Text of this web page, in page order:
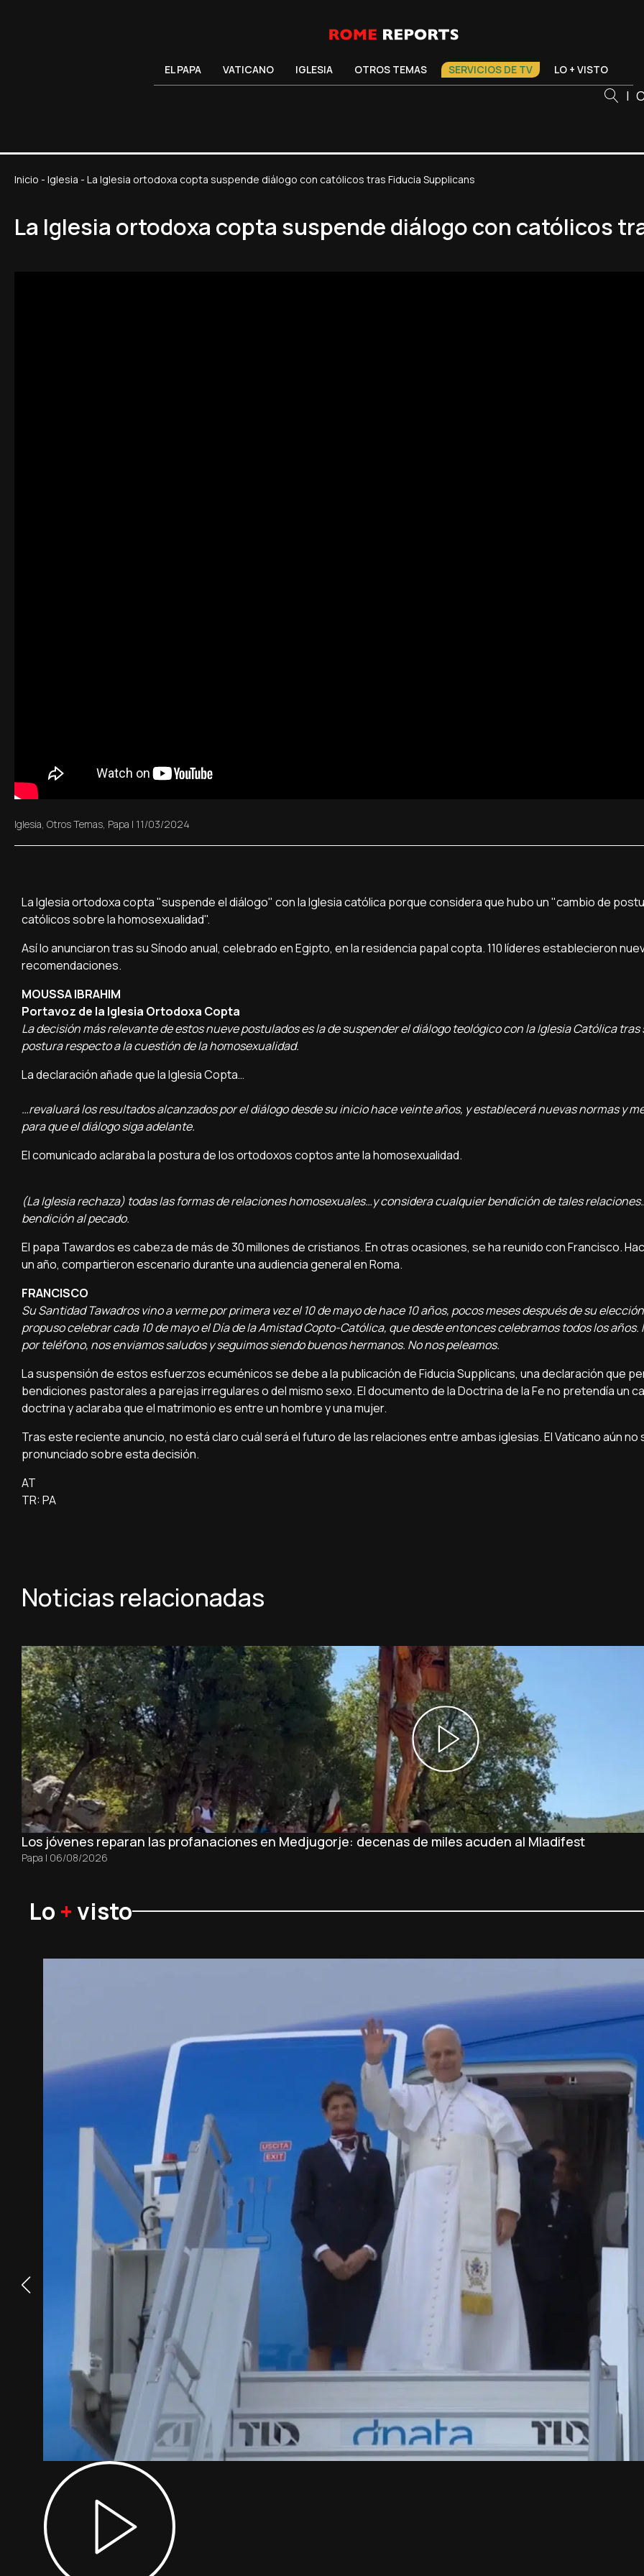
EL PAPA VATICANO IGLESIA OTROS TEMAS SERVICIOS DE TV LO + VISTO
|
Inicio - Iglesia - La Iglesia ortodoxa copta suspende diálogo con católicos tras Fiducia Supplicans
La Iglesia ortodoxa copta suspende diálogo con católicos
Iglesia Otros Temas Papa | 11/03/2024
La Iglesia ortodoxa copta "suspende el diálogo" con la Iglesia católica porque considera que hubo un "cambio de
católicos sobre la homosexualidad".
Así lo anunciaron tras su Sínodo anual, celebrado en Egipto, en la residencia papal copta. 110 líderes establecieron
recomendaciones.
MOUSSA IBRAHIM
Portavoz de la Iglesia Ortodoxa Copta
La decisión más relevante de estos nueve postulados es la de suspender el diálogo teológico con la Iglesia Católica tras
postura respecto a la cuestión de la homosexualidad.
La declaración añade que la Iglesia Copta…
…revaluará los resultados alcanzados por el diálogo desde su inicio hace veinte años, y establecerá nuevas normas y
para que el diálogo siga adelante.
El comunicado aclaraba la postura de los ortodoxos coptos ante la homosexualidad.
(La Iglesia rechaza) todas las formas de relaciones homosexuales…y considera cualquier bendición de tales
bendición al pecado.
El papa Tawardos es cabeza de más de 30 millones de cristianos. En otras ocasiones, se ha reunido con Francisco.
un año, compartieron escenario durante una audiencia general en Roma.
FRANCISCO
Su Santidad Tawadros vino a verme por primera vez el 10 de mayo de hace 10 años, pocos meses después de su
propuso celebrar cada 10 de mayo el Día de la Amistad Copto-Católica, que desde entonces celebramos todos los años.
por teléfono, nos enviamos saludos y seguimos siendo buenos hermanos. No nos peleamos.
La suspensión de estos esfuerzos ecuménicos se debe a la publicación de Fiducia Supplicans, una declaración que
bendiciones pastorales a parejas irregulares o del mismo sexo. El documento de la Doctrina de la Fe no pretendía un
doctrina y aclaraba que el matrimonio es entre un hombre y una mujer.
Tras este reciente anuncio, no está claro cuál será el futuro de las relaciones entre ambas iglesias. El Vaticano aún no
pronunciado sobre esta decisión.
AT
TR: PA
Noticias relacionadas
Los jóvenes reparan las profanaciones en Medjugorje: decenas de miles acuden al Mladifest
Papa | 06/08/2026
Lo +visto